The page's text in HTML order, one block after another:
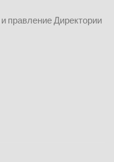
правление Директории